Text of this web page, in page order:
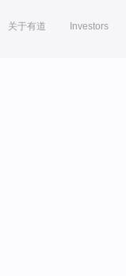
关于有道 Investors